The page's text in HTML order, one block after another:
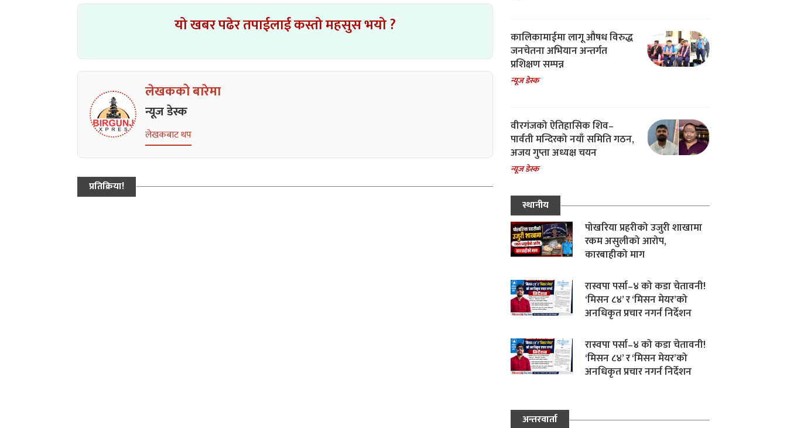
यो खबर पढेर तपाईलाई कस्तो महसुस भयो ?
लेखकको बारेमा
न्यूज डेस्क
लेखकबाट थप
प्रतिक्रिया!
कालिकामाईमा लागू औषध विरुद्ध
जनचेतना अभियान अन्तर्गत
प्रशिक्षण सम्पन्न
न्यूज डेस्क
वीरगंजको ऐतिहासिक शिव–
पार्वती मन्दिरको नयाँ समिति गठन,
अजय गुप्ता अध्यक्ष चयन
न्यूज डेस्क
स्थानीय
पोखरिया प्रहरीको उजुरी शाखामा
रकम असुलीको आरोप,
कारबाहीको माग
रास्वपा पर्सा–४ को कडा चेतावनी!
‘मिसन ८४’ र ‘मिसन मेयर’को
अनधिकृत प्रचार नगर्न निर्देशन
रास्वपा पर्सा–४ को कडा चेतावनी!
‘मिसन ८४’ र ‘मिसन मेयर’को
अनधिकृत प्रचार नगर्न निर्देशन
अन्तरवार्ता